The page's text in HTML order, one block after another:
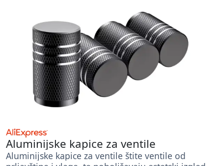
Aluminijske kapice za ventile
Aluminijske kapice za ventile štite ventile od